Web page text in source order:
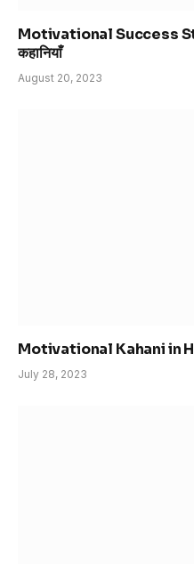
Motivational Success
कहानियाँ
August 20, 2023
Motivational Kahani in
July 28, 2023